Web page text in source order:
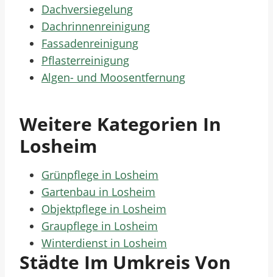
Dachversiegelung
Dachrinnenreinigung
Fassadenreinigung
Pflasterreinigung
Algen- und Moosentfernung
Weitere Kategorien In
Losheim
Grünpflege in Losheim
Gartenbau in Losheim
Objektpflege in Losheim
Graupflege in Losheim
Winterdienst in Losheim
Städte Im Umkreis Von